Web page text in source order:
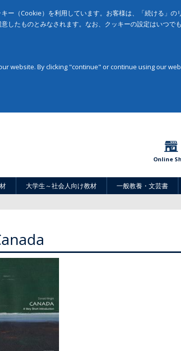
ー（Cookie）を利用しています。お客様は、「続ける」
したものとみなされます。なお、クッキーの設定はいつでも
website. By clicking "continue" or continue using our
Online
大学生～社会人向け教材 一般教養・文芸書